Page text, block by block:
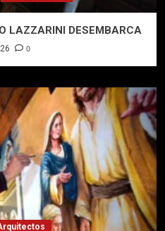
LAZZARINI DESEMBARCA
0